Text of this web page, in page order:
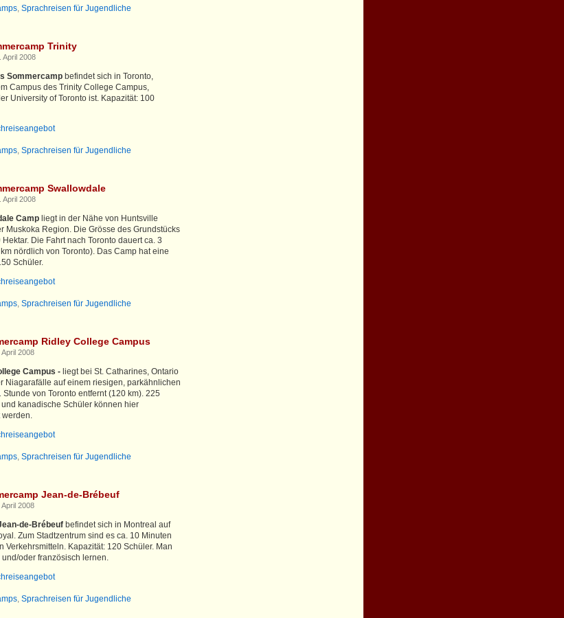
, Sprachreisen für Jugendliche
Trinity
April 2008
Sommercamp befindet sich in Toronto,
Campus des Trinity College Campus,
University of Toronto ist. Kapazität: 100
, Sprachreisen für Jugendliche
Swallowdale
April 2008
Camp liegt in der Nähe von Huntsville
Muskoka Region. Die Grösse des Grundstücks
Hektar. Die Fahrt nach Toronto dauert ca. 3
nördlich von Toronto). Das Camp hat eine
Schüler.
, Sprachreisen für Jugendliche
Ridley College Campus
2008
Campus - liegt bei St. Catharines, Ontario
Niagarafälle auf einem riesigen, parkähnlichen
Stunde von Toronto entfernt (120 km). 225
kanadische Schüler können hier
werden.
, Sprachreisen für Jugendliche
Jean-de-Brébeuf
2008
de-Brébeuf befindet sich in Montreal auf
Zum Stadtzentrum sind es ca. 10 Minuten
Verkehrsmitteln. Kapazität: 120 Schüler. Man
und/oder französisch lernen.
, Sprachreisen für Jugendliche